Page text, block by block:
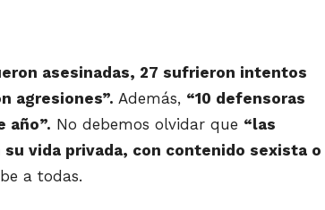
asesinadas, 27 sufrieron intentos
agresiones”. Además, “10 defensoras
año”. No debemos olvidar que “las
vida privada, con contenido sexista o
a todas.